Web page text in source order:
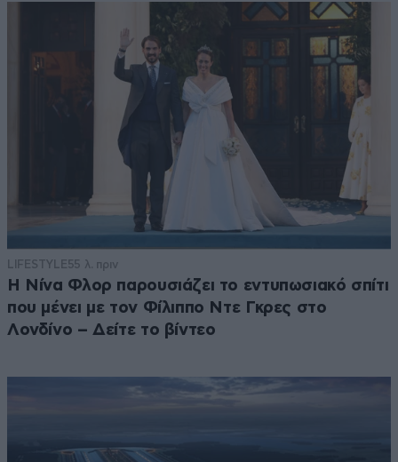
LIFESTYLE55 λ. πριν
Η Νίνα Φλορ παρουσιάζει το εντυπωσιακό σπίτι
που μένει με τον Φίλιππο Ντε Γκρες στο
Λονδίνο – Δείτε το βίντεο